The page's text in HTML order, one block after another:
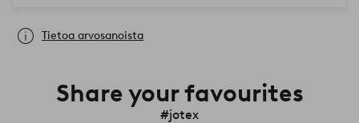
Tietoa arvosanoista
Share your favourites
#jotex